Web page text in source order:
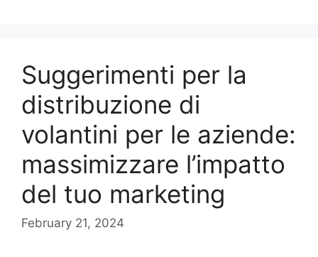
Suggerimenti per la
distribuzione di
volantini per le aziende:
massimizzare l’impatto
del tuo marketing
February 21, 2024